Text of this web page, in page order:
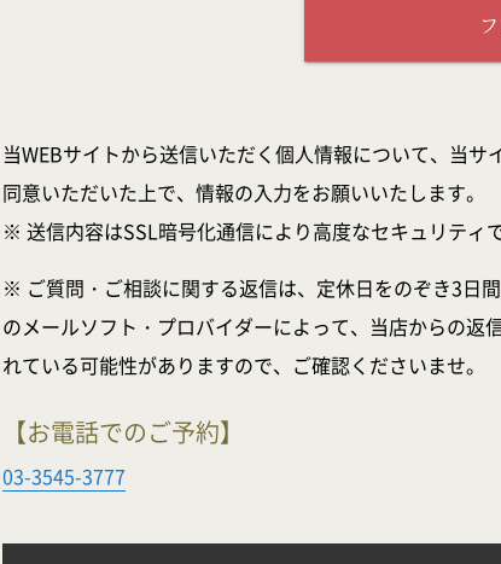
当WEBサイトから送信いただく個人情報について、当サ
同意いただいた上で、情報の入力をお願いいたします。
※ 送信内容はSSL暗号化通信により高度なセキュリティ
※ ご質問・ご相談に関する返信は、定休日をのぞき3日
のメールソフト・プロバイダーによって、当店からの
れている可能性がありますので、ご確認くださいませ。
【お電話でのご予約】
03-3545-3777